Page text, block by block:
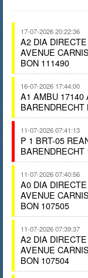
17-07-2026 20:22:36
A2 DIA
AVENUE
BON 111490
16-07-2026 17:44:00
A1 AMBU 17140
11-07-2026 07:41:13
P 1 BRT-05
BARENDRECHT
11-07-2026 07:40:56
A0 DIA
AVENUE
BON 107505
11-07-2026 07:39:37
A2 DIA
AVENUE
BON 107504